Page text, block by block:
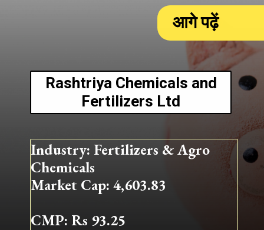
Industry: Fertilizers & Agro
Chemicals
Market Cap: 4,603.83
CMP: Rs 93.25
Rashtriya Chemicals and
Fertilizers Ltd
आगे पढ़ें